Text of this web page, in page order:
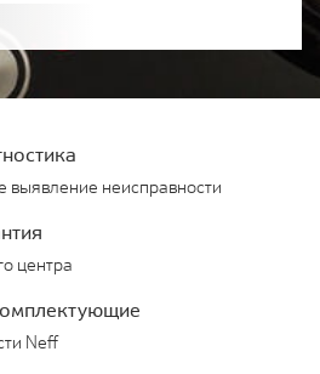
выявление неисправности
центра
Neff